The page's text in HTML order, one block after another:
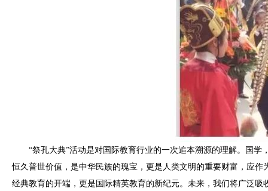
“祭孔大典”活动是对国际教育行业的一次追本溯源的理解。国学
恒久普世价值，是中华民族的瑰宝，更是人类文明的重要财富，应
经典教育的开端，更是国际精英教育的新纪元。未来，我们将广泛